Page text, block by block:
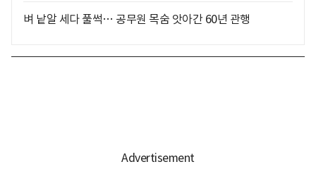
벼 낱알 세다 풀썩… 공무원 목숨 앗아간 60년 관행